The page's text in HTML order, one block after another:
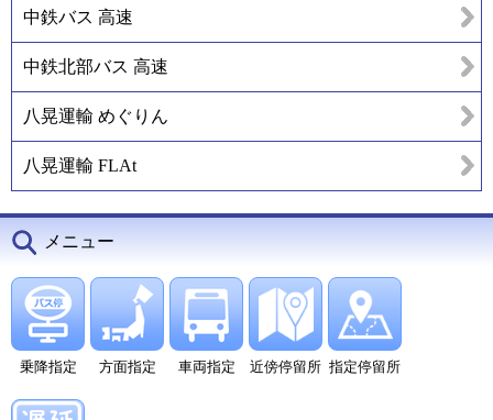
中鉄バス 高速
中鉄北部バス 高速
八晃運輸 めぐりん
八晃運輸 FLAt
メニュー
乗降指定 方面指定 車両指定 近傍停留所 指定停留所